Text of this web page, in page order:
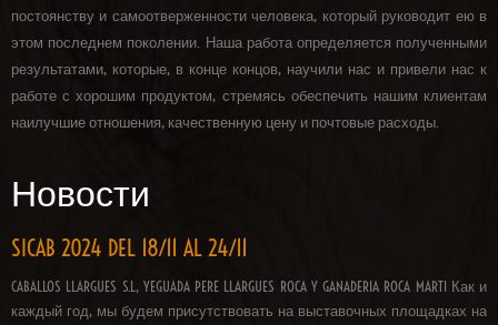
постоянству и самоотверженности человека, который руководит ею в
этом последнем поколении. Наша работа определяется полученными
результатами, которые, в конце концов, научили нас и привели нас к
работе с хорошим продуктом, стремясь обеспечить нашим клиентам
наилучшие отношения, качественную цену и почтовые расходы.
Новости
SICAB 2024 DEL 18/11 AL 24/11
CABALLOS LLARGUES S.L, YEGUADA PERE LLARGUES ROCA Y GANADERIA ROCA MARTI Как и
каждый год, мы будем присутствовать на выставочных площадках на